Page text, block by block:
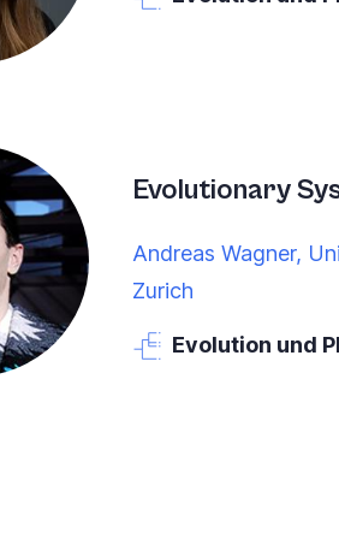
Evolutionary
Andreas Wagner,
Zurich
Evolution und